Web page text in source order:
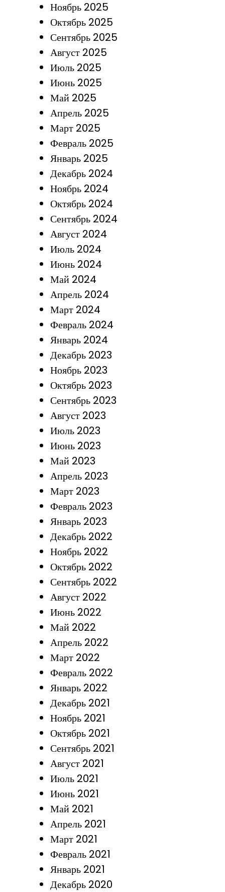
Ноябрь 2025
Октябрь 2025
Сентябрь 2025
Август 2025
Июль 2025
Июнь 2025
Май 2025
Апрель 2025
Март 2025
Февраль 2025
Январь 2025
Декабрь 2024
Ноябрь 2024
Октябрь 2024
Сентябрь 2024
Август 2024
Июль 2024
Июнь 2024
Май 2024
Апрель 2024
Март 2024
Февраль 2024
Январь 2024
Декабрь 2023
Ноябрь 2023
Октябрь 2023
Сентябрь 2023
Август 2023
Июль 2023
Июнь 2023
Май 2023
Апрель 2023
Март 2023
Февраль 2023
Январь 2023
Декабрь 2022
Ноябрь 2022
Октябрь 2022
Сентябрь 2022
Август 2022
Июнь 2022
Май 2022
Апрель 2022
Март 2022
Февраль 2022
Январь 2022
Декабрь 2021
Ноябрь 2021
Октябрь 2021
Сентябрь 2021
Август 2021
Июль 2021
Июнь 2021
Май 2021
Апрель 2021
Март 2021
Февраль 2021
Январь 2021
Декабрь 2020